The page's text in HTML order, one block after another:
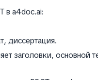
в a4doc.ai:
диссертация.
заголовки, основной